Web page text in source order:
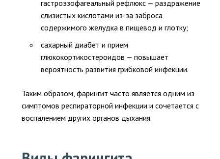
гастроэзофагеальный рефлюкс — раздражение
слизистых кислотами из-за заброса
содержимого желудка в пищевод и глотку;
сахарный диабет и прием
глюкокортикостероидов — повышает
вероятность развития грибковой инфекции.
Таким образом, фарингит часто является одним из
симптомов респираторной инфекции и сочетается с
воспалением других органов дыхания.